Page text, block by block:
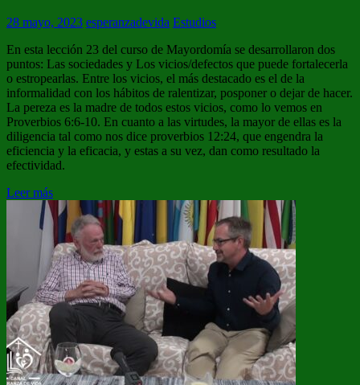
28 mayo, 2023 esperanzadevida Estudios
En esta lección 23 del curso de Mayordomía se desarrollaron dos
puntos: Las sociedades y Los vicios/defectos que puede fortalecerla
o estropearlas. Entre los vicios, el más destacado es el de la
informalidad con los hábitos de ralentizar, posponer o dejar de hacer.
La pereza es la madre de todos estos vicios, como lo vemos en
Proverbios 6:6-10. En cuanto a las virtudes, la mayor de ellas es la
diligencia tal como nos dice proverbios 12:24, que engendra la
eficiencia y la eficacia, y estas a su vez, dan como resultado la
efectividad.
Leer más